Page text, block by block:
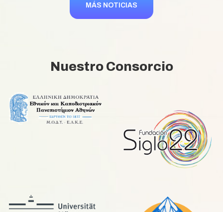
MÁS NOTICIAS
Nuestro Consorcio